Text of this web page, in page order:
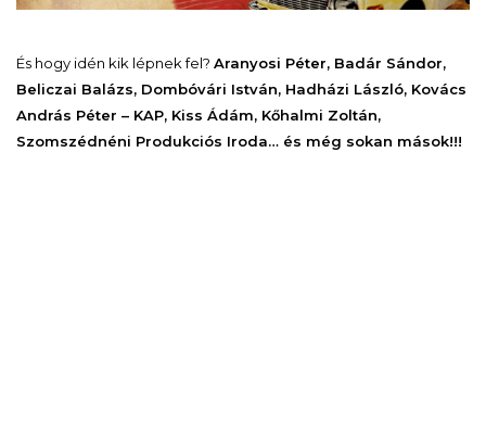
És hogy idén kik lépnek fel? Aranyosi Péter, Badár Sándor,
Beliczai Balázs, Dombóvári István, Hadházi László, Kovács
András Péter – KAP, Kiss Ádám, Kőhalmi Zoltán,
Szomszédnéni Produkciós Iroda… és még sokan mások!!!